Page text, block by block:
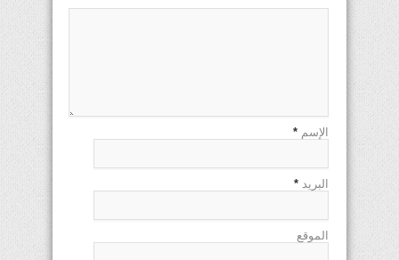
الإسم *
البريد *
الموقع